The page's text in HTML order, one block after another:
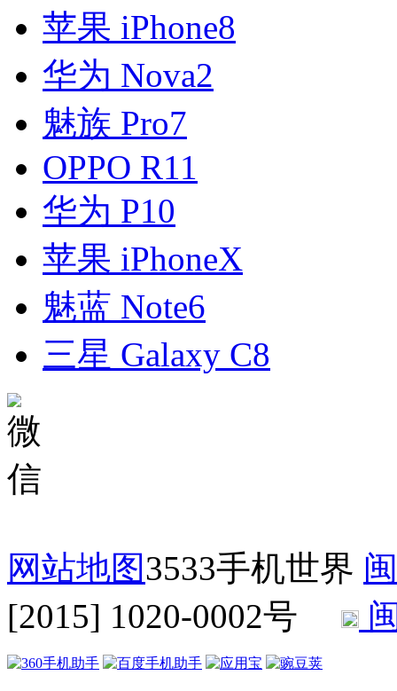
苹果 iPhone8
华为 Nova2
魅族 Pro7
OPPO R11
华为 P10
苹果 iPhoneX
魅蓝 Note6
三星 Galaxy C8
网站地图3533手机世界
[2015] 1020-0002号